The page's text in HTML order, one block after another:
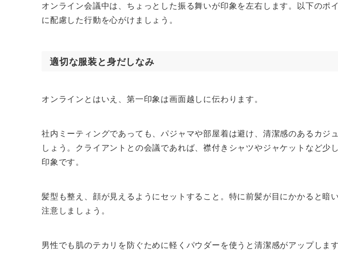
オンライン会議中は、ちょっとした振る舞いが印象を左右します。以下のポ
に配慮した行動を心がけましょう。
適切な服装と身だしなみ
オンラインとはいえ、第一印象は画面越しに伝わります。
社内ミーティングであっても、パジャマや部屋着は避け、清潔感のあるカジ
しょう。クライアントとの会議であれば、襟付きシャツやジャケットなど少
印象です。
髪型も整え、顔が見えるようにセットすること。特に前髪が目にかかると暗
注意しましょう。
男性でも肌のテカリを防ぐために軽くパウダーを使うと清潔感がアップしま